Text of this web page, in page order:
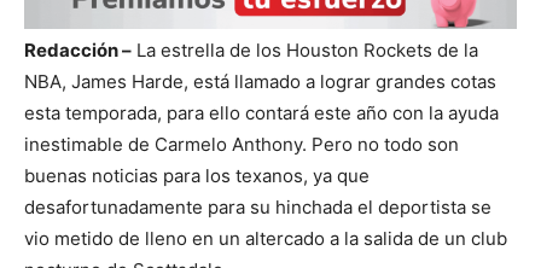
Redacción – La estrella de los Houston Rockets de la
NBA, James Harde, está llamado a lograr grandes cotas
esta temporada, para ello contará este año con la ayuda
inestimable de Carmelo Anthony. Pero no todo son
buenas noticias para los texanos, ya que
desafortunadamente para su hinchada el deportista se
vio metido de lleno en un altercado a la salida de un club